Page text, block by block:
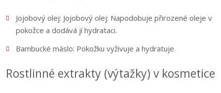
Jojobový olej: Jojobový olej: Napodobuje přirozené oleje v
pokožce a dodává jí hydrataci.
Bambucké máslo: Pokožku vyživuje a hydratuje.
Rostlinné extrakty (výtažky) v kosmetice